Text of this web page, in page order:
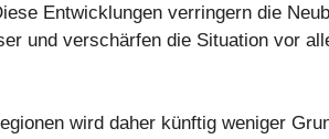
Entwicklungen verringern die
und verschärfen die Situation vor
wird daher künftig weniger